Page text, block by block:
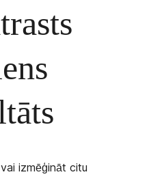
vai izmēģināt citu